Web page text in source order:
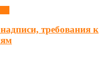
требования к